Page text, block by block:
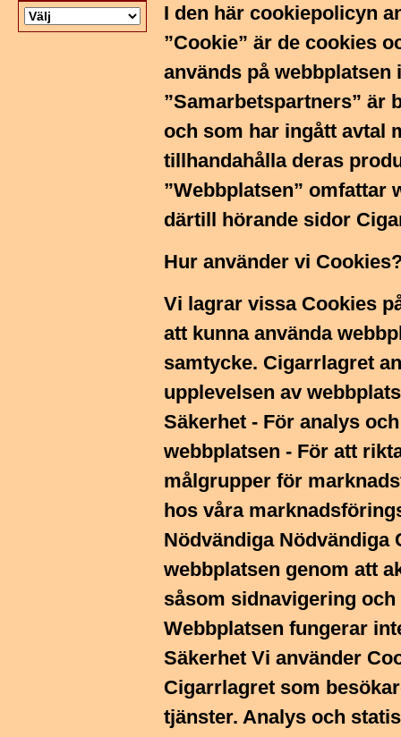
I den här cookiepolicyn
”Cookie” är de cookies
används på webbplatsen
”Samarbetspartners” är
och som har ingått avtal
tillhandahålla deras
”Webbplatsen” omfattar
därtill hörande sidor
Hur använder vi
Vi lagrar vissa Cookies
att kunna använda
samtycke. Cigarrlagret
upplevelsen av
Säkerhet - För analys
webbplatsen - För att
målgrupper för
hos våra
Nödvändiga Nödvändiga
webbplatsen genom att
såsom sidnavigering
Webbplatsen fungerar
Säkerhet Vi använder
Cigarrlagret som
tjänster. Analys och